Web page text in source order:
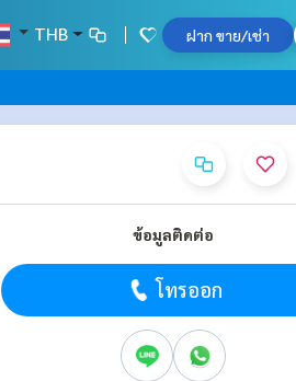
THB ฝาก ขาย/เช่า
ข้อมูลติดต่อ
โทรออก